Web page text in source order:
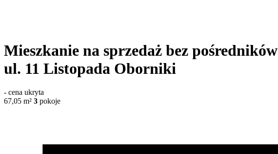
Mieszkanie na sprzedaż bez pośredników
ul. 11 Listopada Oborniki
- cena ukryta
67,05 m² 3 pokoje